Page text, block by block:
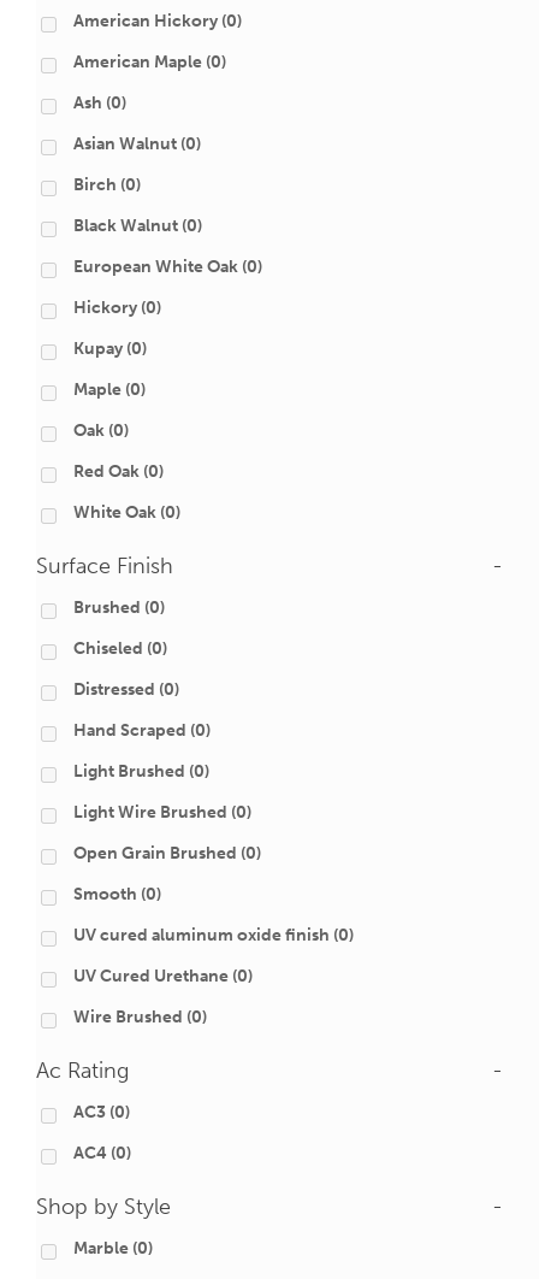
American Hickory (0)
American Maple (0)
Ash (0)
Asian Walnut (0)
Birch (0)
Black Walnut (0)
European White Oak (0)
Hickory (0)
Kupay (0)
Maple (0)
Oak (0)
Red Oak (0)
White Oak (0)
Surface Finish -
Brushed (0)
Chiseled (0)
Distressed (0)
Hand Scraped (0)
Light Brushed (0)
Light Wire Brushed (0)
Open Grain Brushed (0)
Smooth (0)
UV cured aluminum oxide finish (0)
UV Cured Urethane (0)
Wire Brushed (0)
Ac Rating -
AC3 (0)
AC4 (0)
Shop by Style -
Marble (0)